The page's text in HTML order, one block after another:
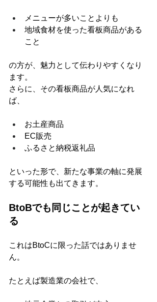
メニューが多いことよりも
地域食材を使った看板商品がある
こと
の方が、魅力として伝わりやすくなり
ます。
さらに、その看板商品が人気になれ
ば、
お土産商品
EC販売
ふるさと納税返礼品
といった形で、新たな事業の軸に発展
する可能性も出てきます。
BtoBでも同じことが起きてい
る
これはBtoCに限った話ではありませ
ん。
たとえば製造業の会社で、